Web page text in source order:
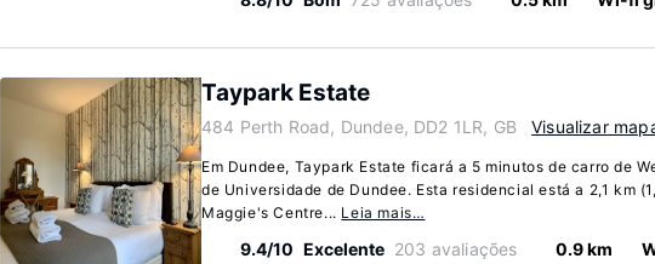
Taypark Estate
484 Perth Road, Dundee, DD2 1LR, GB Visualizar
Em Dundee, Taypark Estate ficará a 5 minutos de carro de
de Universidade de Dundee. Esta residencial está a 2,1 km
Maggie's Centre... Leia mais…
9.4/10 Excelente 203 avaliações 0.9 km